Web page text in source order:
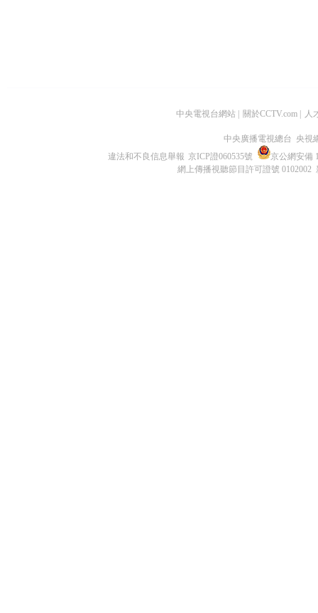
中央電視台網站 關於CCTV.com 人
中央廣播電視總台 央視
違法和不良信息舉報 京ICP證060535號
京公網安備
網上傳播視聽節目許可證號 0102002